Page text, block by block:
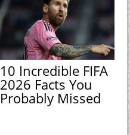
10 Incredible FIFA
2026 Facts You
Probably Missed